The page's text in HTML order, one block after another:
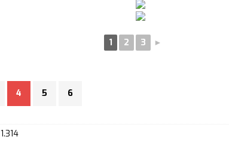
Teenie-Laptop erscheint am 17. September für PC
[ 07/08/2026 ]
ist ab sofort auf allen Plattformen verfügbar
1 2 3 ►
4 5 6
1.314